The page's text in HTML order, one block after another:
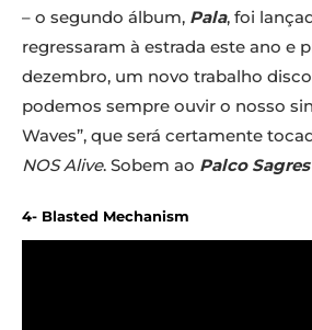
– o segundo álbum, Pala, foi
regressaram à estrada este ano e
dezembro, um novo trabalho
podemos sempre ouvir o nosso
Waves”, que será certamente
NOS Alive. Sobem ao Palco Sagres
4- Blasted Mechanism